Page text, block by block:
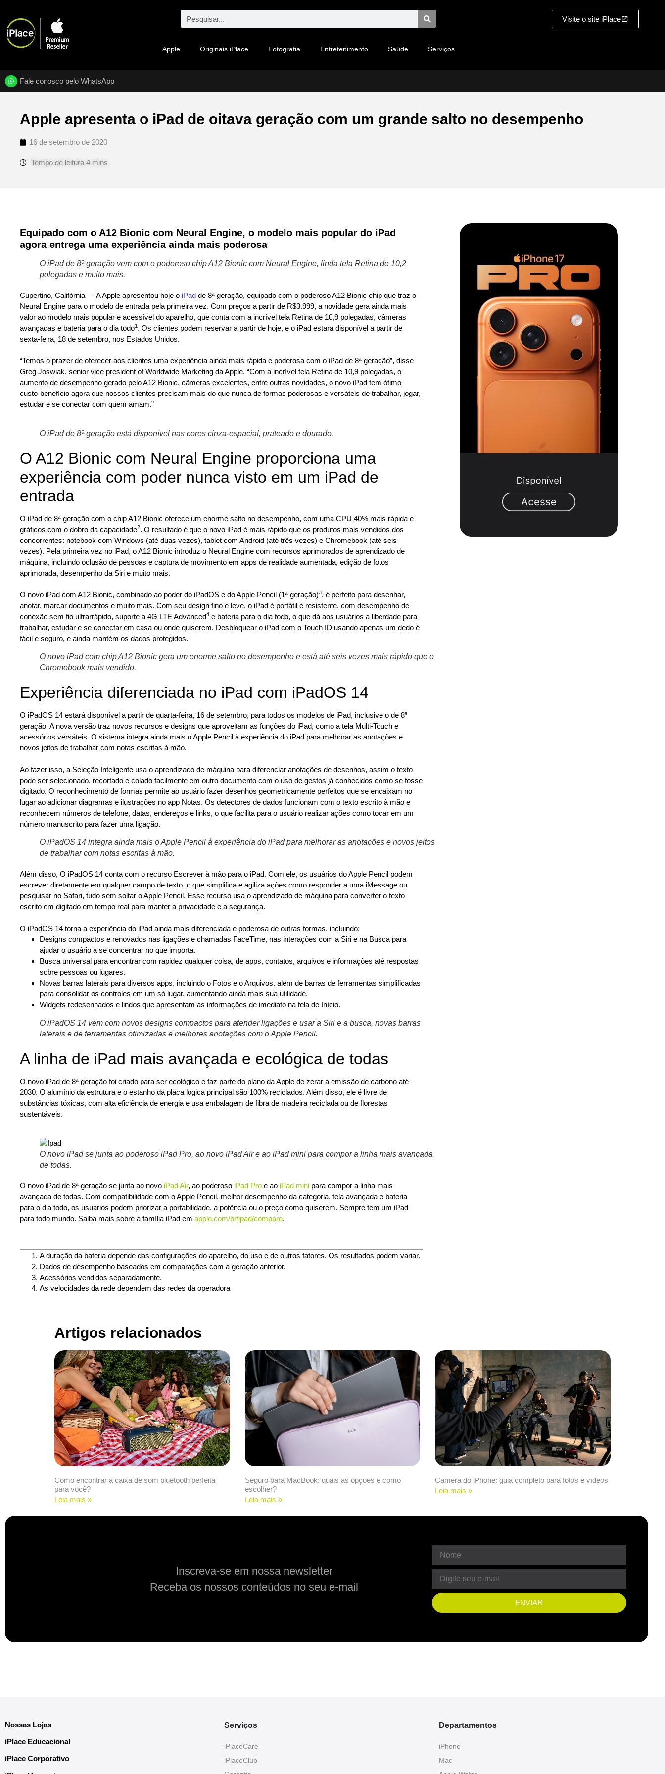
Apple Originais iPlace Fotografia Entretenimento Saúde Serviços
Visite o site iPlace
Fale conosco pelo WhatsApp
Apple apresenta o iPad de oitava geração com um grande salto no desempenho
16 de setembro de 2020
Equipado com o A12 Bionic com Neural Engine, o modelo mais popular do iPad
agora entrega uma experiência ainda mais poderosa
O iPad de 8ª geração vem com o poderoso chip A12 Bionic com Neural Engine, linda tela Retina de 10,2
polegadas e muito mais.
Cupertino, Califórnia — A Apple apresentou hoje o iPad de 8ª geração, equipado com o poderoso A12 Bionic chip que traz o
Neural Engine para o modelo de entrada pela primeira vez. Com preços a partir de R$3.999, a novidade gera ainda mais
valor ao modelo mais popular e acessível do aparelho, que conta com a incrível tela Retina de 10,9 polegadas, câmeras
avançadas e bateria para o dia todo1 . Os clientes podem reservar a partir de hoje, e o iPad estará disponível a partir de
sexta-feira, 18 de setembro, nos Estados Unidos.
“Temos o prazer de oferecer aos clientes uma experiência ainda mais rápida e poderosa com o iPad de 8ª geração”, disse
Greg Joswiak, senior vice president of Worldwide Marketing da Apple. “Com a incrível tela Retina de 10,9 polegadas, o
aumento de desempenho gerado pelo A12 Bionic, câmeras excelentes, entre outras novidades, o novo iPad tem ótimo
custo-benefício agora que nossos clientes precisam mais do que nunca de formas poderosas e versáteis de trabalhar, jogar,
estudar e se conectar com quem amam.”
O iPad de 8ª geração está disponível nas cores cinza-espacial, prateado e dourado.
O A12 Bionic com Neural Engine proporciona uma
experiência com poder nunca visto em um iPad de
entrada
O iPad de 8ª geração com o chip A12 Bionic oferece um enorme salto no desempenho, com uma CPU 40% mais rápida e
gráficos com o dobro da capacidade2. O resultado é que o novo iPad é mais rápido que os produtos mais vendidos dos
concorrentes: notebook com Windows (até duas vezes), tablet com Android (até três vezes) e Chromebook (até seis
vezes). Pela primeira vez no iPad, o A12 Bionic introduz o Neural Engine com recursos aprimorados de aprendizado de
máquina, incluindo oclusão de pessoas e captura de movimento em apps de realidade aumentada, edição de fotos
aprimorada, desempenho da Siri e muito mais.
O novo iPad com A12 Bionic, combinado ao poder do iPadOS e do Apple Pencil (1ª geração)3, é perfeito para desenhar,
anotar, marcar documentos e muito mais. Com seu design fino e leve, o iPad é portátil e resistente, com desempenho de
conexão sem fio ultrarrápido, suporte a 4G LTE Advanced4 e bateria para o dia todo, o que dá aos usuários a liberdade para
trabalhar, estudar e se conectar em casa ou onde quiserem. Desbloquear o iPad com o Touch ID usando apenas um dedo é
fácil e seguro, e ainda mantém os dados protegidos.
O novo iPad com chip A12 Bionic gera um enorme salto no desempenho e está até seis vezes mais rápido que o
Chromebook mais vendido.
Experiência diferenciada no iPad com iPadOS 14
O iPadOS 14 estará disponível a partir de quarta-feira, 16 de setembro, para todos os modelos de iPad, inclusive o de 8ª
geração. A nova versão traz novos recursos e designs que aproveitam as funções do iPad, como a tela Multi-Touch e
acessórios versáteis. O sistema integra ainda mais o Apple Pencil à experiência do iPad para melhorar as anotações e
novos jeitos de trabalhar com notas escritas à mão.
Ao fazer isso, a Seleção Inteligente usa o aprendizado de máquina para diferenciar anotações de desenhos, assim o texto
pode ser selecionado, recortado e colado facilmente em outro documento com o uso de gestos já conhecidos como se fosse
digitado. O reconhecimento de formas permite ao usuário fazer desenhos geometricamente perfeitos que se encaixam no
lugar ao adicionar diagramas e ilustrações no app Notas. Os detectores de dados funcionam com o texto escrito à mão e
reconhecem números de telefone, datas, endereços e links, o que facilita para o usuário realizar ações como tocar em um
número manuscrito para fazer uma ligação.
O iPadOS 14 integra ainda mais o Apple Pencil à experiência do iPad para melhorar as anotações e novos jeitos
de trabalhar com notas escritas à mão.
Além disso, O iPadOS 14 conta com o recurso Escrever à mão para o iPad. Com ele, os usuários do Apple Pencil podem
escrever diretamente em qualquer campo de texto, o que simplifica e agiliza ações como responder a uma iMessage ou
pesquisar no Safari, tudo sem soltar o Apple Pencil. Esse recurso usa o aprendizado de máquina para converter o texto
escrito em digitado em tempo real para manter a privacidade e a segurança.
O iPadOS 14 torna a experiência do iPad ainda mais diferenciada e poderosa de outras formas, incluindo:
Designs compactos e renovados nas ligações e chamadas FaceTime, nas interações com a Siri e na Busca para
ajudar o usuário a se concentrar no que importa.
Busca universal para encontrar com rapidez qualquer coisa, de apps, contatos, arquivos e informações até respostas
sobre pessoas ou lugares.
Novas barras laterais para diversos apps, incluindo o Fotos e o Arquivos, além de barras de ferramentas simplificadas
para consolidar os controles em um só lugar, aumentando ainda mais sua utilidade.
Widgets redesenhados e lindos que apresentam as informações de imediato na tela de Início.
O iPadOS 14 vem com novos designs compactos para atender ligações e usar a Siri e a busca, novas barras
laterais e de ferramentas otimizadas e melhores anotações com o Apple Pencil.
A linha de iPad mais avançada e ecológica de todas
O novo iPad de 8ª geração foi criado para ser ecológico e faz parte do plano da Apple de zerar a emissão de carbono até
2030. O alumínio da estrutura e o estanho da placa lógica principal são 100% reciclados. Além disso, ele é livre de
substâncias tóxicas, com alta eficiência de energia e usa embalagem de fibra de madeira reciclada ou de florestas
sustentáveis.
O novo iPad se junta ao poderoso iPad Pro, ao novo iPad Air e ao iPad mini para compor a linha mais avançada
de todas.
O novo iPad de 8ª geração se junta ao novo iPad Air, ao poderoso iPad Pro e ao iPad mini para compor a linha mais
avançada de todas. Com compatibilidade com o Apple Pencil, melhor desempenho da categoria, tela avançada e bateria
para o dia todo, os usuários podem priorizar a portabilidade, a potência ou o preço como quiserem. Sempre tem um iPad
para todo mundo. Saiba mais sobre a família iPad em apple.com/br/ipad/compare.
A duração da bateria depende das configurações do aparelho, do uso e de outros fatores. Os resultados podem variar.
Dados de desempenho baseados em comparações com a geração anterior.
Acessórios vendidos separadamente.
As velocidades da rede dependem das redes da operadora
Artigos relacionados
Como encontrar a caixa de som bluetooth perfeita
para você?
Leia mais »
Seguro para MacBook: quais as opções e como
escolher?
Leia mais »
Câmera do iPhone: guia completo para fotos e vídeos
Leia mais »
Inscreva-se em nossa newsletter
Receba os nossos conteúdos no seu e-mail
ENVIAR
Nossas Lojas
iPlace Educacional
iPlace Corporativo
Serviços
iPlaceCare
iPlaceClub
Departamentos
iPhone
Mac